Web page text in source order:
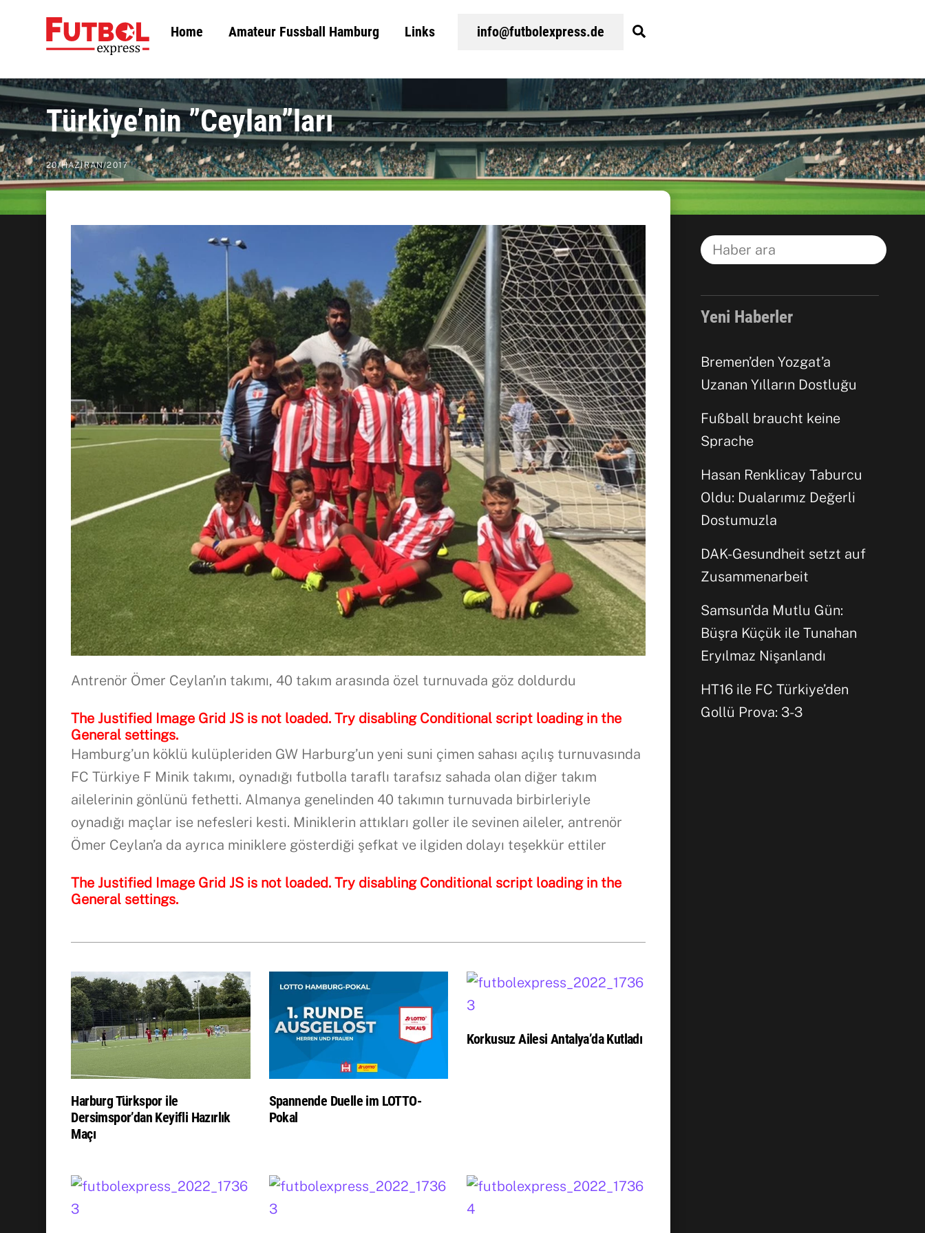
content
Home Amateur Fussball Hamburg Links info@futbolexpress.de
Türkiye’nin ”Ceylan”ları
20/HAZIRAN/2017
Antrenör Ömer Ceylan’ın takımı, 40 takım arasında özel turnuvada göz doldurdu
The Justified Image Grid JS is not loaded. Try disabling Conditional script loading in the
General settings.
Hamburg’un köklü kulüpleriden GW Harburg’un yeni suni çimen sahası açılış turnuvasında
FC Türkiye F Minik takımı, oynadığı futbolla taraflı tarafsız sahada olan diğer takım
ailelerinin gönlünü fethetti. Almanya genelinden 40 takımın turnuvada birbirleriyle
oynadığı maçlar ise nefesleri kesti. Miniklerin attıkları goller ile sevinen aileler, antrenör
Ömer Ceylan’a da ayrıca miniklere gösterdiği şefkat ve ilgiden dolayı teşekkür ettiler
The Justified Image Grid JS is not loaded. Try disabling Conditional script loading in the
General settings.
Harburg Türkspor ile
Dersimspor’dan Keyifli Hazırlık
Maçı
Spannende Duelle im LOTTO-
Pokal
Korkusuz Ailesi Antalya’da Kutladı
Yeni Haberler
Bremen’den Yozgat’a
Uzanan Yılların Dostluğu
Fußball braucht keine
Sprache
Hasan Renklicay Taburcu
Oldu: Dualarımız Değerli
Dostumuzla
DAK-Gesundheit setzt auf
Zusammenarbeit
Samsun’da Mutlu Gün:
Büşra Küçük ile Tunahan
Eryılmaz Nişanlandı
HT16 ile FC Türkiye’den
Gollü Prova: 3-3